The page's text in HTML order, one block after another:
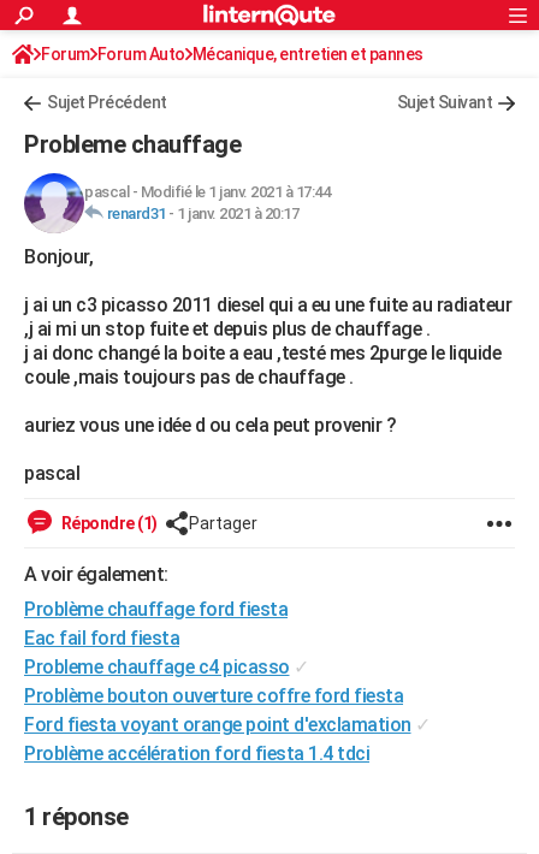
ACTUALITÉS
Politique
Société
Faits Divers
Education
Monde
Villes
+
FINANCE
Retraite
Impôts
Epargne
Immobilier
Risques naturels par ville
Banque
Assurance
Crédit
AUTO
Essais
Réserver un essai
Citadines
Berlines
SUV
Forum auto
+HIGH-TECH
Mobiles
Meilleur smartphone
Internet
Ordinateurs
Jeux vidéo
Guide high-tech
+BRICOLAGE
Forum
Aménagement intérieur
Extérieur
Cuisine
Salle de bains
Jardinage
Rangement
WEEK-END
Guides de France
Escapades
Patrimoine
Expositions
Musées
Week-end nature
LIFESTYLE
Art de vivre
Modes de vie
SANTE
Alimentation
Guide de la santé
Maladies
Médicaments
Sommeil
VOYAGE
Destinations
City break
Voyage nature
Voyage de noces
Forum
Climat
PHOTO
GUIDES D'ACHAT
BONS PLANS
CARTE DE VOEUX
Carte de Noël
Carte Bonne année
Carte Saint-Valentin
Carte Pâques
Carte d'anniversaire
DICTIONNAIRE
Dictionnaire
Biographies
Citations
Expressions
Proverbes
PROGRAMME TV
Rechercher
S'inscrire
Connexion
Forum Forum Auto Mécanique, entretien et pannes
Sujet Précédent Sujet Suivant
Probleme chauffage
pascal - Modifié le 1 janv. 2021 à 17:44
renard31 - 1 janv. 2021 à 20:17
Bonjour,
j ai un c3 picasso 2011 diesel qui a eu une fuite au radiateur
,j ai mi un stop fuite et depuis plus de chauffage .
j ai donc changé la boite a eau ,testé mes 2purge le liquide
coule ,mais toujours pas de chauffage .
auriez vous une idée d ou cela peut provenir ?
pascal
Répondre (1) Partager
A voir également:
Problème chauffage ford fiesta
Eac fail ford fiesta
Probleme chauffage c4 picasso ✓
Problème bouton ouverture coffre ford fiesta
Ford fiesta voyant orange point d'exclamation ✓
Problème accélération ford fiesta 1.4 tdci
1 réponse